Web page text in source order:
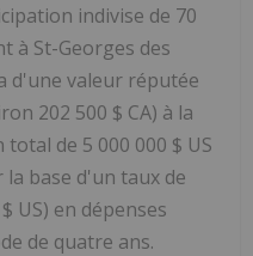
indivise de 70
à St-Georges des
d'une valeur réputée
202 500 $ CA) à la
de 5 000 000 $ US
la base d'un taux de
US) en dépenses
de quatre ans.